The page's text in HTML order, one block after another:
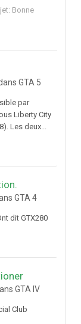
Bonne
GTA 5
par
Liberty City
Les deux...
GTA 4
dit GTX280
GTA IV
Club